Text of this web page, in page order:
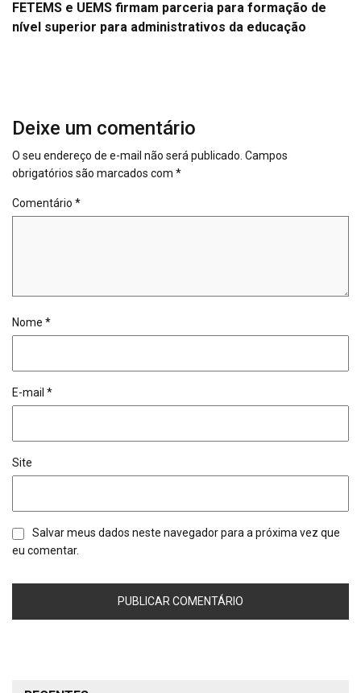
FETEMS e UEMS firmam parceria para formação de
nível superior para administrativos da educação
Deixe um comentário
O seu endereço de e-mail não será publicado. Campos
obrigatórios são marcados com *
Comentário *
Nome *
E-mail *
Site
Salvar meus dados neste navegador para a próxima vez que
eu comentar.